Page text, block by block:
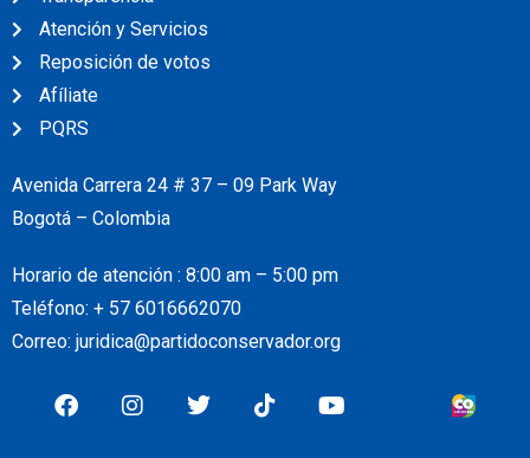
Atención y Servicios
Reposición de votos
Afíliate
PQRS
Avenida Carrera 24 # 37 – 09 Park Way
Bogotá – Colombia
Horario de atención : 8:00 am – 5:00 pm
Teléfono: + 57 6016662070
Correo: juridica@partidoconservador.org